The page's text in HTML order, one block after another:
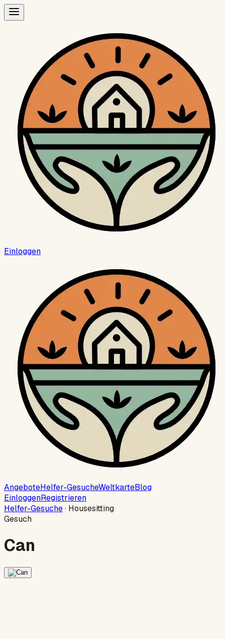
Einloggen
AngeboteHelfer-GesucheWeltkarteBlog
EinloggenRegistrieren
Helfer-Gesuche· Housesitting
Gesuch
Can